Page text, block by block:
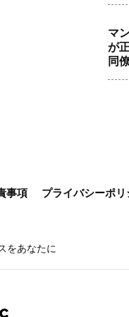
マ
が
同
事項 プライバシーポリ
をあなたに